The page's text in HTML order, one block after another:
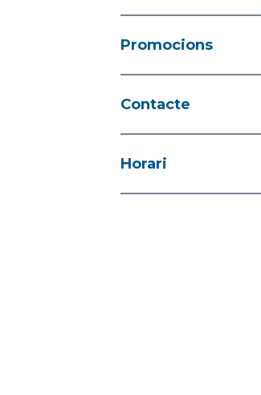
Promocions
Contacte
Horari